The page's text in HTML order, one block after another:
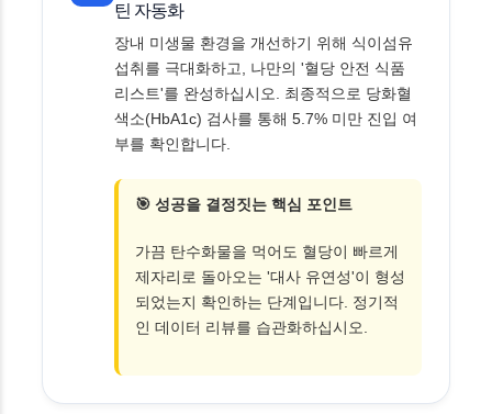
틴 자동화
장내 미생물 환경을 개선하기 위해 식이섬유
섭취를 극대화하고, 나만의 '혈당 안전 식품
리스트'를 완성하십시오. 최종적으로 당화혈
색소(HbA1c) 검사를 통해 5.7% 미만 진입 여
부를 확인합니다.
🎯 성공을 결정짓는 핵심 포인트
가끔 탄수화물을 먹어도 혈당이 빠르게
제자리로 돌아오는 '대사 유연성'이 형성
되었는지 확인하는 단계입니다. 정기적
인 데이터 리뷰를 습관화하십시오.